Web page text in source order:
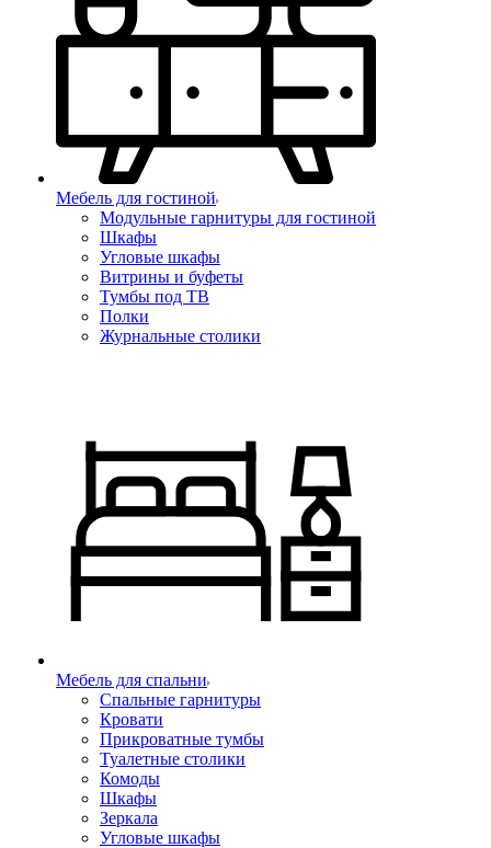
Мебель для гостиной
Модульные гарнитуры для гостиной
Шкафы
Угловые шкафы
Витрины и буфеты
Тумбы под ТВ
Полки
Журнальные столики
Мебель для спальни
Спальные гарнитуры
Кровати
Прикроватные тумбы
Туалетные столики
Комоды
Шкафы
Зеркала
Угловые шкафы